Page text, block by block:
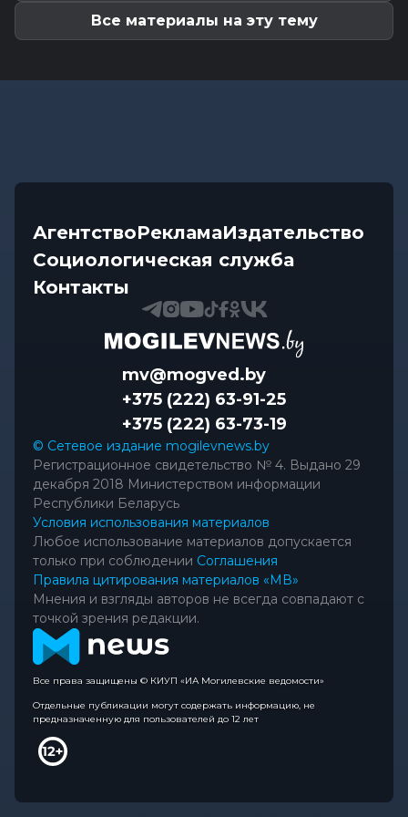
Все материалы на эту тему
АгентствоРекламаИздательство
Социологическая служба
Контакты
mv@mogved.by
+375 (222) 63-91-25
+375 (222) 63-73-19
© Сетевое издание mogilevnews.by
Регистрационное свидетельство № 4. Выдано 29
декабря 2018 Министерством информации
Республики Беларусь
Условия использования материалов
Любое использование материалов допускается
только при соблюдении Соглашения
Правила цитирования материалов «МВ»
Мнения и взгляды авторов не всегда совпадают с
точкой зрения редакции.
Все права защищены © КИУП «ИА Могилевские ведомости»
Отдельные публикации могут содержать информацию, не
предназначенную для пользователей до 12 лет